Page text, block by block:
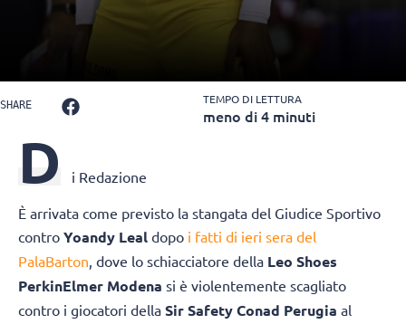
SHARE TEMPO DI LETTURA
meno di 4 minuti
D i Redazione
È arrivata come previsto la stangata del Giudice Sportivo
contro Yoandy Leal dopo i fatti di ieri sera del
PalaBarton, dove lo schiacciatore della Leo Shoes
PerkinElmer Modena si è violentemente scagliato
contro i giocatori della Sir Safety Conad Perugia al